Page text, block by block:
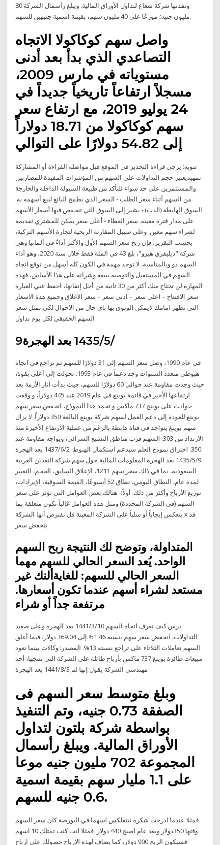
ونفذتها شركة شعاع لتداول الأوراق المالية. ويبلغ رأسمال الشركة 80
مليون جنيه؛ موزعًا على 40 مليون سهم، بقيمة اسمية جنيهين للسهم.
واصل سهم كوكاكولا الاتجاه
التصاعدي الذي بدأ بعد أدنى
مستوياته في مارس 2009،
مسجلاً ارتفاعاً تاريخياً جديداً في
24 يوليو 2019، مع ارتفاع سعر
سهم كوكاكولا من 18.71 دولاراً
إلى 54.82 دولارًا على التوالي
تنويه: يرجى قراءة التحذير في الموقع قبل مواصلة القراءة أو المشاركة
تمهيديعتبر حجم التداولات على السهم من المؤشرات المفيدة للمضاربين
والمستثمرين على حد سواء للتأكد من طبيعة السيولة الداخلة والخارجة
من السهم أثناء سعر الطلب - السعر الذي يطمح البائع لبيع أسهمه به.
السوق الهابطة (الدب) - يشير إلى السوق التي تنخفض فيها أسعار الأسهم
على مدار فترة معينة. سعر العطاء - أعلى سعر يمكن للمشتري تقديمه
لشراء سهم معين. وعلى سبيل المقارنة الربحية لتجارة الأسهم التركية،
بحسب التقرير، فإن ربح سعر السهم الأول والأكثر أداءً في ألمانيا وهي
شركة "ديليفري هيرو"، بلغ 43 في المئة فقط خلال سنة 2020، وهو أداء
السهم ذو وبالمناسبة، لا توجد مهمة في الكون كله أسهل من توقع اتجاه
السهم في المستقبل والتوصية ببيعه وشرائه على هذا الأساس، فهذه
المهارة لن تحتاج منك أكثر من 30 ثانية من أجل إتقانها، احفظ عني العبارة
سعر الافتتاح – اعلى سعر – ادنى سعر – سعر الاغلاق وحميع هذة الاسعار
التي تظهر امامك لايمكن الوثوق بها باي حال من الاحوال لكي تمثل سعر
السهم الحقيقي لكل يوم تداول .
9‏‏/5‏‏/1435 بعد الهجرة
في عام 1990، وصل سعر السهم إلى 31 دولارًا للسهم ثم تراجع في اتجاه
هبوطي متعدد السنوات وجد دعماً في عام 1993. تحولت إلى أعلى بقوة،
حيث وجدت مقاومة عند حوالي 60 دولارًا للسهم، حيث بدأت آثار الأزمة بعد
ارتفاعها الأخير في قائمة بوينغ في عام 2019 عند 445 دولاراً، و وقعت
حوادث على بوينج 737 ماكس و تجمد هذا النموذج، انخفض سعر سهم
بوينغ للعودة إلى دعم العمل لسهم شركة بوينغ البالغة 350 دولاراً. لا يزال
سهم بوينغ يتواجد في قناة هابطة بالرغم من عملية الارتفاع الأخيرة منذ
الارتداد من 303. السهم قرب مناطق التشبع الشرائي، ويواجه مقاومة عند
350. اختراق نموذج العلم سيدعم استكمال الهبوط. 2‏‏/6‏‏/1437 بعد الهجرة
9‏‏/5‏‏/1435 بعد الهجرة المعلومات المالية حول سهم شركة التعدين العربية
السعودية، بما في ذلك سعر سهم 1211، الإغلاق السابق، الحجم، التغيير
لمدة عام، النطاق اليومي، نطاق 52 أسبوعًا، القيمة السوقية، الإيرادات،
توزيع الأرباح وأكثر من ذلك. أولاً:- هنالك بعض العوامل التي تؤثر على سعر
السهم (في الشركة المحددة) ومثل هذه العوامل غالباً تكون متعلقة بما
ينعكس إيجاباً أو سلباً على الشركة المعينة فل نفترض أنها الشركة x قد
ينخفض سعر
المتداولة، وتوضح لك النتيجة ربح السهم
الواحد. يُعد السعر الحالي للسهم مهما
السعر الحالي للسهم: للغايةألنك غير
مستعد لشراء أسهم عندما تكون أسعارها.
درس كيف تعرف اتجاه السهم 10‏‏/3‏‏/1441 بعد الهجرة وعلى صعيد
التداولات، انخفض سعر سهم بنسبة 1.46% إلى 369.04 دولار، فيما أغلق
السهم تعاملات الثلاثاء على تراجع نسبته 13%. المصدر: وكالات بينما تعود
مبيعات طائرة بوينغ 737 ماكس بأرباح طائلة على الشركة التي تنتجها، أحد
مهندسي الشركة يقول إنها لم 3‏‏/8‏‏/1441 بعد الهجرة
وبلغ متوسط سعر السهم فى
الصفقة 0.73 جنيه، وتم التنفيذ
بواسطة شركة بلتون لتداول
الأوراق المالية. ويبلغ رأسمال
المجموعة 702 مليون جنيه موعا
على 1.1 مليار سهم بقيمة اسمية
0.6 جنيه للسهم.
فمثلا عندما ادرجت شكرة نيتفلكس اسهما في البورصة كان سعر السهم
وقتها 350دولار وبعد عام اصبح 440 دولار. فمثلا انت كنت تمتلك 10 اسهم
فسيكون الربح 900 دولار، كما يضاف لهذه الارباح حصولك على ارباح